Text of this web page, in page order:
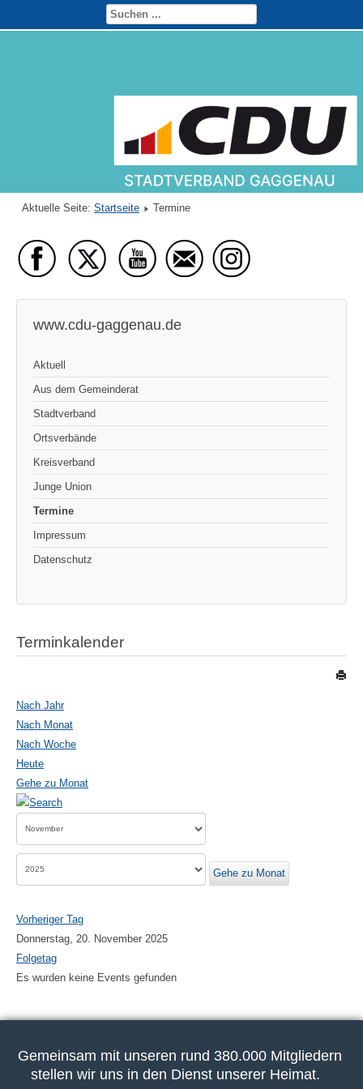
Aktuelle Seite: Startseite Termine
www.cdu-gaggenau.de
Aktuell
Aus dem Gemeinderat
Stadtverband
Ortsverbände
Kreisverband
Junge Union
Termine
Impressum
Datenschutz
Terminkalender
Nach Jahr
Nach Monat
Nach Woche
Heute
Gehe zu Monat
Gehe zu Monat
Vorheriger Tag
Donnerstag, 20. November 2025
Folgetag
Es wurden keine Events gefunden
Gemeinsam mit unseren rund 380.000 Mitgliedern
stellen wir uns in den Dienst unserer Heimat.